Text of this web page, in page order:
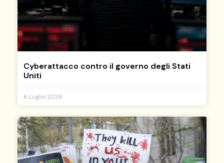
Cyberattacco contro il governo degli Stati
Uniti
6 Luglio 2026